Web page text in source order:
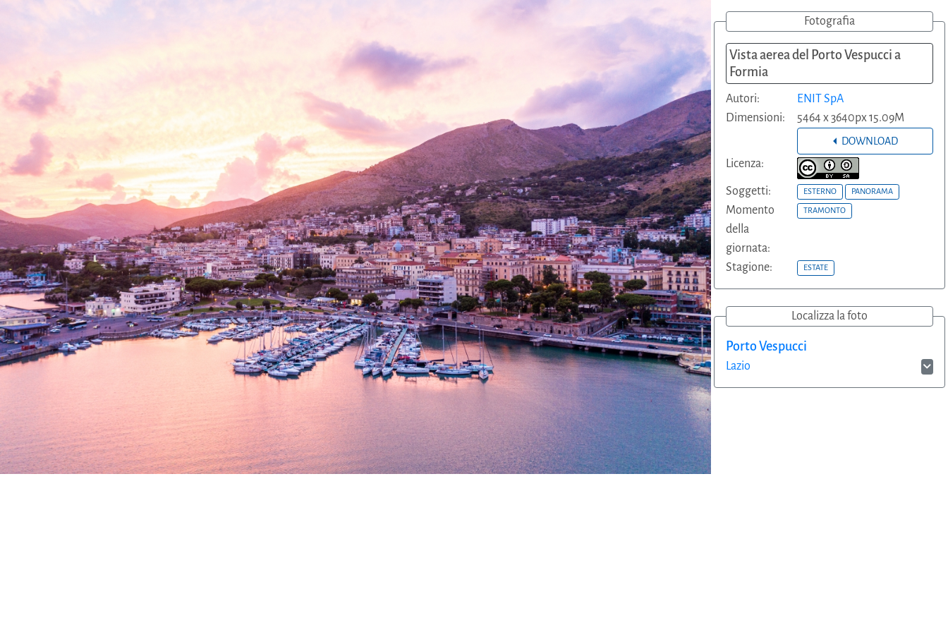
Fotografia
Vista aerea del Porto Vespucci a
Formia
Autori:
ENIT SpA
Dimensioni:
5464 x 3640px 15.09M
DOWNLOAD
Licenza:
Soggetti: ESTERNO PANORAMA
Momento
della
giornata:
TRAMONTO
Stagione: ESTATE
Localizza la foto
Porto Vespucci
Lazio